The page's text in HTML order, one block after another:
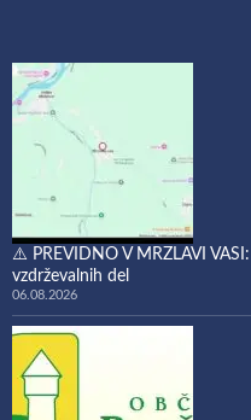
⚠️ PREVIDNO V MRZLAVI
vzdrževalnih del
06.08.2026